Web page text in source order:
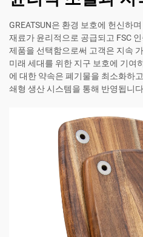
GREATSUN은 환경 보호에 헌신하
재료가 윤리적으로 공급되고 FSC
제품을 선택함으로써 고객은 지속
미래 세대를 위한 지구 보호에 기여
에 대한 약속은 폐기물을 최소화하
쇄형 생산 시스템을 통해 반영됩니